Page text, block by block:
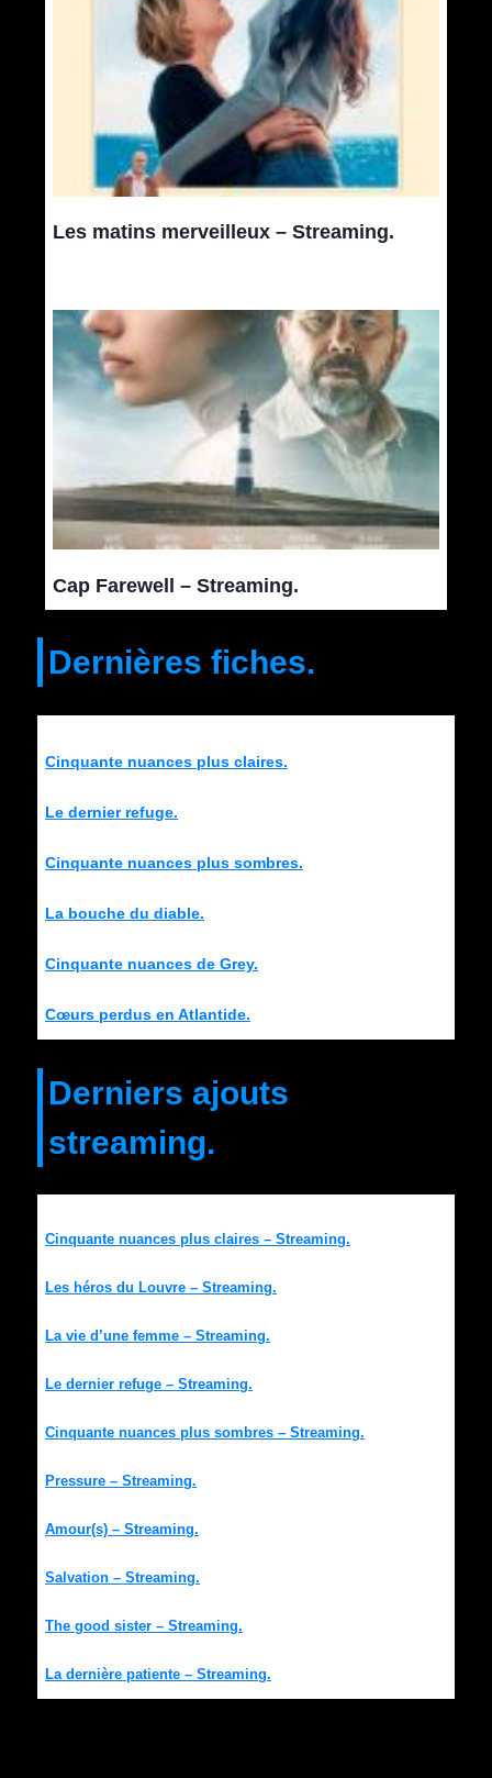
Les matins merveilleux – Streaming.
Cap Farewell – Streaming.
Dernières fiches.
Cinquante nuances plus claires.
Le dernier refuge.
Cinquante nuances plus sombres.
La bouche du diable.
Cinquante nuances de Grey.
Cœurs perdus en Atlantide.
Derniers ajouts
streaming.
Cinquante nuances plus claires – Streaming.
Les héros du Louvre – Streaming.
La vie d’une femme – Streaming.
Le dernier refuge – Streaming.
Cinquante nuances plus sombres – Streaming.
Pressure – Streaming.
Amour(s) – Streaming.
Salvation – Streaming.
The good sister – Streaming.
La dernière patiente – Streaming.